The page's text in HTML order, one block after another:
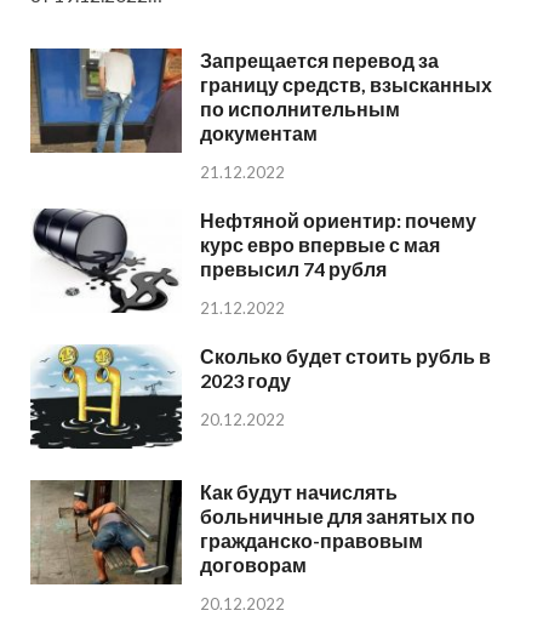
Запрещается перевод за
границу средств, взысканных
по исполнительным
документам
21.12.2022
Нефтяной ориентир: почему
курс евро впервые с мая
превысил 74 рубля
21.12.2022
Сколько будет стоить рубль в
2023 году
20.12.2022
Как будут начислять
больничные для занятых по
гражданско-правовым
договорам
20.12.2022